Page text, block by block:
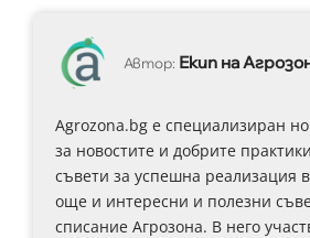
Автор: Екип на
Agrozona.bg e специализиран
за новостите и добрите
съвети за успешна реализация
още и интересни и полезни
списание Агрозона. В него